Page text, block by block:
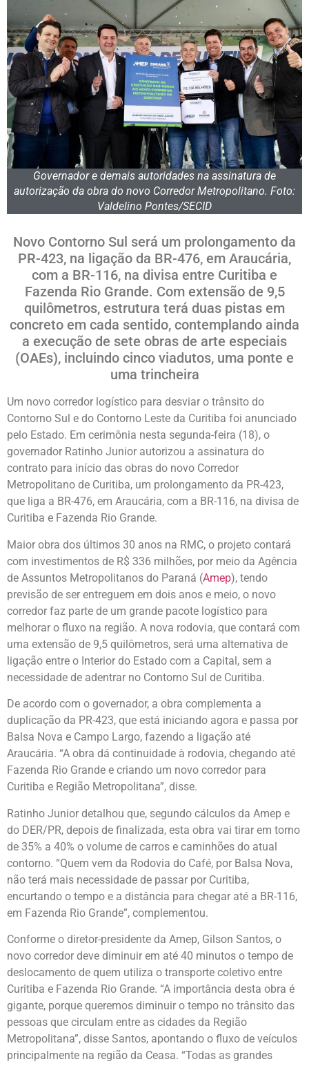
Governador e demais autoridades na assinatura de
autorização da obra do novo Corredor Metropolitano. Foto:
Valdelino Pontes/SECID
Novo Contorno Sul será um prolongamento da
PR-423, na ligação da BR-476, em Araucária,
com a BR-116, na divisa entre Curitiba e
Fazenda Rio Grande. Com extensão de 9,5
quilômetros, estrutura terá duas pistas em
concreto em cada sentido, contemplando ainda
a execução de sete obras de arte especiais
(OAEs), incluindo cinco viadutos, uma ponte e
uma trincheira
Um novo corredor logístico para desviar o trânsito do
Contorno Sul e do Contorno Leste da Curitiba foi anunciado
pelo Estado. Em cerimônia nesta segunda-feira (18), o
governador Ratinho Junior autorizou a assinatura do
contrato para início das obras do novo Corredor
Metropolitano de Curitiba, um prolongamento da PR-423,
que liga a BR-476, em Araucária, com a BR-116, na divisa de
Curitiba e Fazenda Rio Grande.
Maior obra dos últimos 30 anos na RMC, o projeto contará
com investimentos de R$ 336 milhões, por meio da Agência
de Assuntos Metropolitanos do Paraná (Amep), tendo
previsão de ser entreguem em dois anos e meio, o novo
corredor faz parte de um grande pacote logístico para
melhorar o fluxo na região. A nova rodovia, que contará com
uma extensão de 9,5 quilômetros, será uma alternativa de
ligação entre o Interior do Estado com a Capital, sem a
necessidade de adentrar no Contorno Sul de Curitiba.
De acordo com o governador, a obra complementa a
duplicação da PR-423, que está iniciando agora e passa por
Balsa Nova e Campo Largo, fazendo a ligação até
Araucária. “A obra dá continuidade à rodovia, chegando até
Fazenda Rio Grande e criando um novo corredor para
Curitiba e Região Metropolitana”, disse.
Ratinho Junior detalhou que, segundo cálculos da Amep e
do DER/PR, depois de finalizada, esta obra vai tirar em torno
de 35% a 40% o volume de carros e caminhões do atual
contorno. “Quem vem da Rodovia do Café, por Balsa Nova,
não terá mais necessidade de passar por Curitiba,
encurtando o tempo e a distância para chegar até a BR-116,
em Fazenda Rio Grande”, complementou.
Conforme o diretor-presidente da Amep, Gilson Santos, o
novo corredor deve diminuir em até 40 minutos o tempo de
deslocamento de quem utiliza o transporte coletivo entre
Curitiba e Fazenda Rio Grande. “A importância desta obra é
gigante, porque queremos diminuir o tempo no trânsito das
pessoas que circulam entre as cidades da Região
Metropolitana”, disse Santos, apontando o fluxo de veículos
principalmente na região da Ceasa. “Todas as grandes